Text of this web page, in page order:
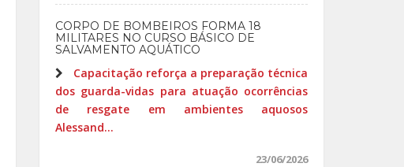
CORPO DE BOMBEIROS FORMA 18
MILITARES NO CURSO BÁSICO DE
SALVAMENTO AQUÁTICO
Capacitação reforça a preparação técnica
dos guarda-vidas para atuação ocorrências
de resgate em ambientes aquosos
Alessand...
23/06/2026